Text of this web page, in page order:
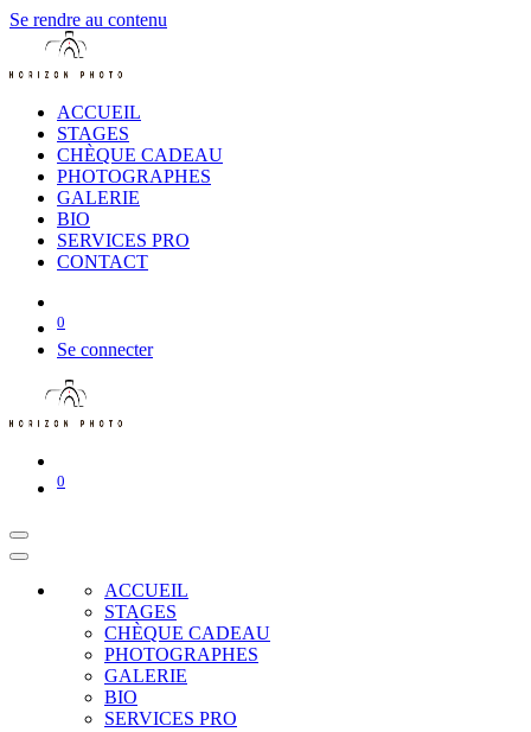
Se rendre au contenu
ACCUEIL
STAGES
CHÈQUE CADEAU
PHOTOGRAPHES
GALERIE
BIO
SERVICES PRO
CONTACT
0
Se connecter
0
ACCUEIL
STAGES
CHÈQUE CADEAU
PHOTOGRAPHES
GALERIE
BIO
SERVICES PRO